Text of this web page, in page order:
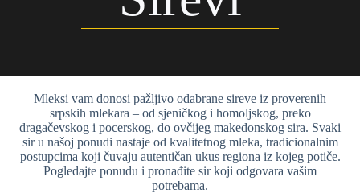
Mleksi vam donosi pažljivo odabrane sireve iz proverenih
srpskih mlekara – od sjeničkog i homoljskog, preko
dragačevskog i pocerskog, do ovčijeg makedonskog sira. Svaki
sir u našoj ponudi nastaje od kvalitetnog mleka, tradicionalnim
postupcima koji čuvaju autentičan ukus regiona iz kojeg potiče.
Pogledajte ponudu i pronađite sir koji odgovara vašim
potrebama.